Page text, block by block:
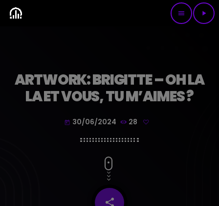
menu play_arrow
ARTWORK: BRIGITTE – OH LA
LA ET VOUS, TU M’AIMES ?
today 30/06/2024 28
share
email